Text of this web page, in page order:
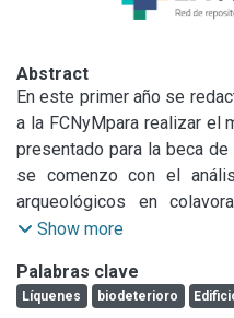
Abstract
En este primer año se
a la FCNyMpara realizar el
presentado para la beca
se comenzo con el
arqueológicos en
FCNyM lo cual se
primer año fue la
puede ver en los trabajos
Show more
Palabras clave
Líquenes biodeterioro